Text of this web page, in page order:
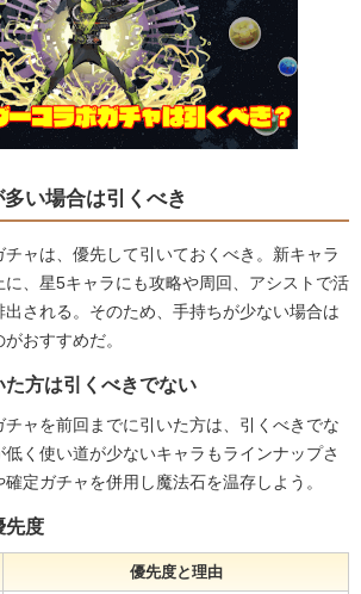
い場合は引くべき
ャは、優先して引いておくべき。新キャラ
に、星5キャラにも攻略や周回、アシストで活
される。そのため、手持ちが少ない場合は
おすすめだ。
方は引くべきでない
ャを前回までに引いた方は、引くべきでな
く使い道が少ないキャラもラインナップさ
定ガチャを併用し魔法石を温存しよう。
先度
優先度と理由